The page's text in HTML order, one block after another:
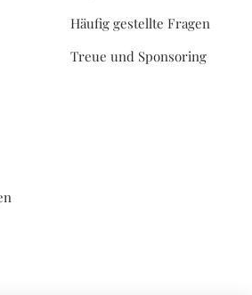
Häufig gestellte Fragen
Treue und Sponsoring